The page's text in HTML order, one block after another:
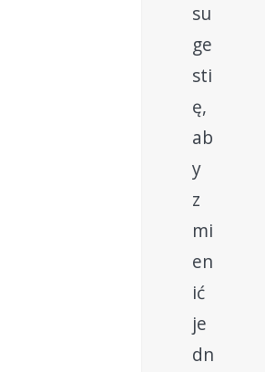
su
ge
sti
ę,
ab
y
z
mi
en
ić
je
dn